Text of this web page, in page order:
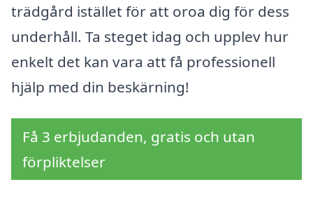
trädgård istället för att oroa dig för dess
underhåll. Ta steget idag och upplev hur
enkelt det kan vara att få professionell
hjälp med din beskärning!
Få 3 erbjudanden, gratis och utan
förpliktelser